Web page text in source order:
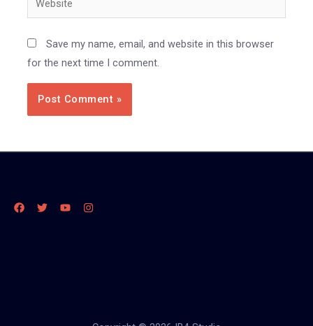
Save my name, email, and website in this browser
for the next time I comment.